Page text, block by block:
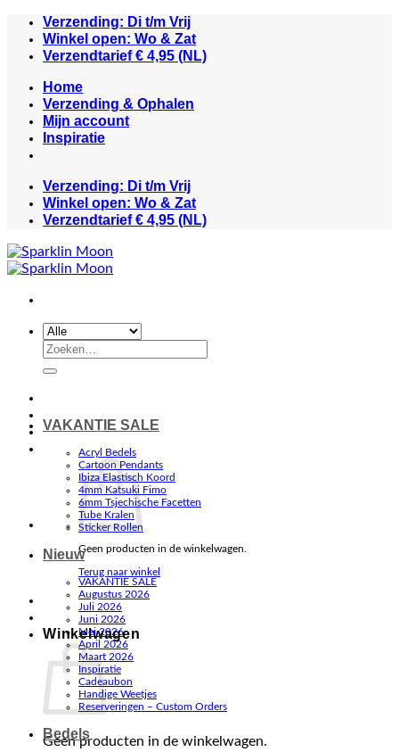
naar
inhoud
Verzending: Di t/m Vrij
Winkel open: Wo & Zat
Verzendtarief € 4,95 (NL)
Home
Verzending & Ophalen
Mijn account
Inspiratie
Verzending: Di t/m Vrij
Winkel open: Wo & Zat
Verzendtarief € 4,95 (NL)
Zoeken
Geen producten in de winkelwagen.
Terug naar winkel
Winkelwagen
Geen producten in de winkelwagen.
VAKANTIE SALE
Acryl Bedels
Cartoon Pendants
Ibiza Elastisch Koord
4mm Katsuki Fimo
6mm Tsjechische Facetten
Tube Kralen
Sticker Rollen
Nieuw
VAKANTIE SALE
Augustus 2026
Juli 2026
Juni 2026
Mei 2026
April 2026
Maart 2026
Inspiratie
Cadeaubon
Handige Weetjes
Reserveringen – Custom Orders
Bedels